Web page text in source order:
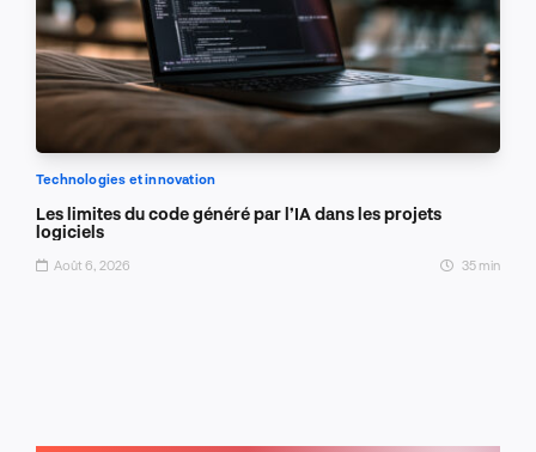
Technologies et innovation
Les limites du code généré par l’IA dans les projets
logiciels
Août 6, 2026 35 min